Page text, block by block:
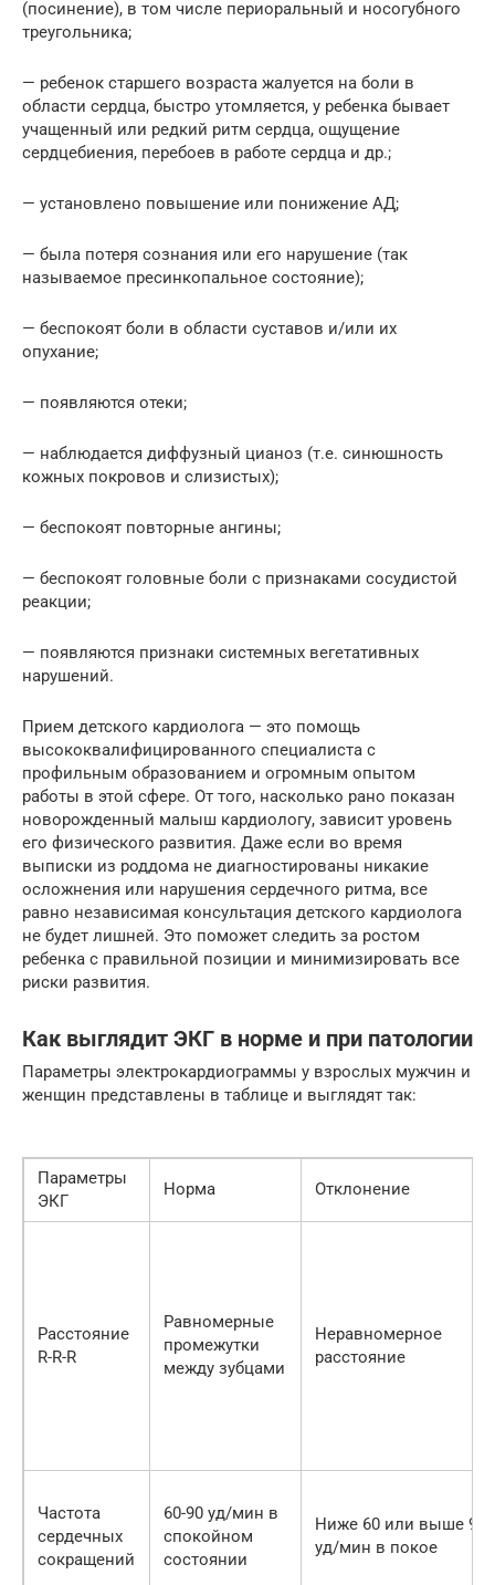
(посинение), в том числе периоральный и носогубного
треугольника;
— ребенок старшего возраста жалуется на боли в
области сердца, быстро утомляется, у ребенка бывает
учащенный или редкий ритм сердца, ощущение
сердцебиения, перебоев в работе сердца и др.;
— установлено повышение или понижение АД;
— была потеря сознания или его нарушение (так
называемое пресинкопальное состояние);
— беспокоят боли в области суставов и/или их
опухание;
— появляются отеки;
— наблюдается диффузный цианоз (т.е. синюшность
кожных покровов и слизистых);
— беспокоят повторные ангины;
— беспокоят головные боли с признаками сосудистой
реакции;
— появляются признаки системных вегетативных
нарушений.
Прием детского кардиолога — это помощь
высококвалифицированного специалиста с
профильным образованием и огромным опытом
работы в этой сфере. От того, насколько рано показан
новорожденный малыш кардиологу, зависит уровень
его физического развития. Даже если во время
выписки из роддома не диагностированы никакие
осложнения или нарушения сердечного ритма, все
равно независимая консультация детского кардиолога
не будет лишней. Это поможет следить за ростом
ребенка с правильной позиции и минимизировать все
риски развития.
Как выглядит ЭКГ в норме и при патологии
Параметры электрокардиограммы у взрослых мужчин и
женщин представлены в таблице и выглядят так:
Параметры
ЭКГ
Норма Отклонение
Расстояние
R-R-R
Равномерные
промежутки
между зубцами
Неравномерное
расстояние
Частота
сердечных
сокращений
60-90 уд/мин в
спокойном
состоянии
Ниже 60 или выше 90
уд/мин в покое